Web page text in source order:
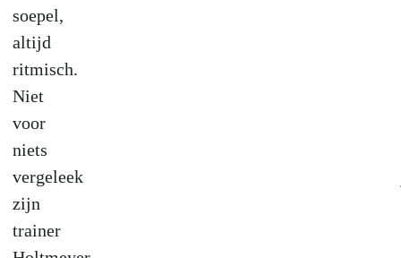
soepel,
altijd
ritmisch.
Niet
voor
niets
vergeleek
zijn
trainer